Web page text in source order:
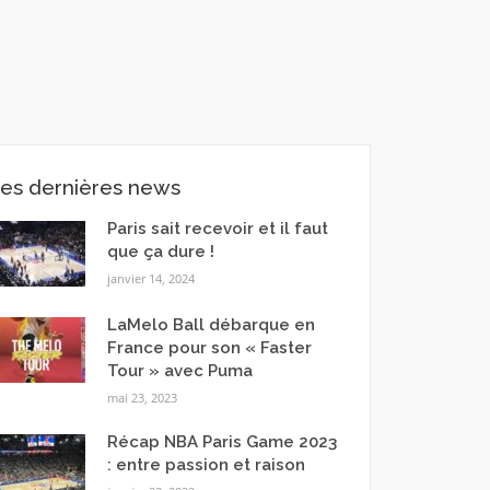
dernières news
Paris sait recevoir et il faut
que ça dure !
janvier 14, 2024
LaMelo Ball débarque en
France pour son « Faster
Tour » avec Puma
mai 23, 2023
Récap NBA Paris Game 2023
: entre passion et raison